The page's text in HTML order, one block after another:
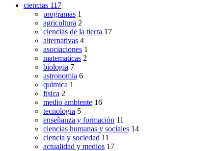
ciencias 117
programas 1
agricultura 2
ciencias de la tierra 17
alternativas 4
asociaciones 1
matematicas 2
biologia 7
astronomia 6
quimica 1
fisica 2
medio ambiente 16
tecnologia 5
enseñanza y formación 11
ciencias humanas y sociales 14
ciencia y sociedad 11
actualidad y medios 17